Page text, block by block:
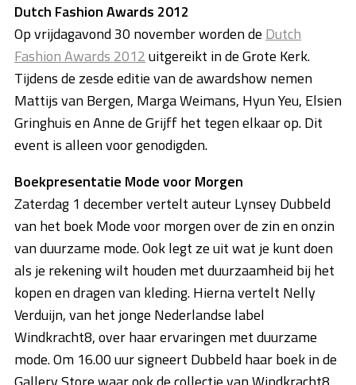
Dutch Fashion Awards 2012
Op vrijdagavond 30 november worden de Dutch
Fashion Awards 2012uitgereikt in de Grote Kerk.
Tijdens de zesde editie van de awardshow nemen
Mattijs van Bergen, Marga Weimans, Hyun Yeu, Elsien
Gringhuis en Anne de Grijff het tegen elkaar op. Dit
event is alleen voor genodigden.
Boekpresentatie Mode voor Morgen
Zaterdag 1 december vertelt auteur Lynsey Dubbeld
van het boek Mode voor morgen over de zin en onzin
van duurzame mode. Ook legt ze uit wat je kunt doen
als je rekening wilt houden met duurzaamheid bij het
kopen en dragen van kleding. Hierna vertelt Nelly
Verduijn, van het jonge Nederlandse label
Windkracht8, over haar ervaringen met duurzame
mode. Om 16.00 uur signeert Dubbeld haar boek in de